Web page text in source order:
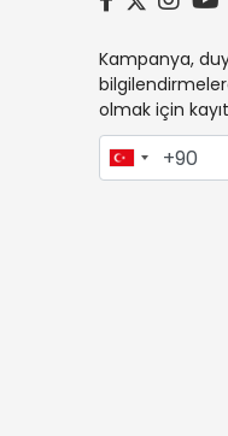
Kampanya,
olmak için